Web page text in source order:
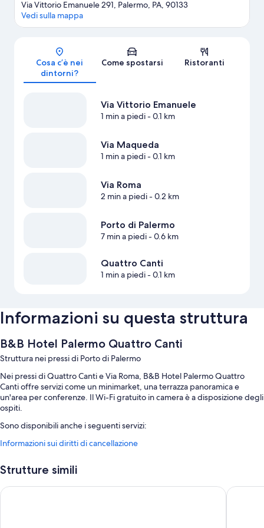
Mappa
Via Vittorio Emanuele 291, Palermo, PA, 90133
Vedi sulla mappa
Cosa c’è nei
dintorni?
Come spostarsi Ristoranti
Via Vittorio Emanuele
1 min a piedi- 0.1 km
Via Maqueda
1 min a piedi- 0.1 km
Via Roma
2 min a piedi- 0.2 km
Porto di Palermo
7 min a piedi- 0.6 km
Quattro Canti
1 min a piedi- 0.1 km
Informazioni su questa struttura
B&B Hotel Palermo Quattro Canti
Struttura nei pressi di Porto di Palermo
Nei pressi di Quattro Canti e Via Roma, B&B Hotel Palermo Quattro
Canti offre servizi come un minimarket, una terrazza panoramica e
un'area per conferenze. Il Wi-Fi gratuito in camera è a disposizione degli
ospiti.
Sono disponibili anche i seguenti servizi:
La colazione a buffet (a pagamento), un ascensore e una cassetta di
Un distributore automatico, personale poliglotta e una reception
Una sala riunioni, una TV nella hall e aree riservate ai non fumatori
Informazioni sui diritti di cancellazione
Strutture simili
Ambasciatori Hotel